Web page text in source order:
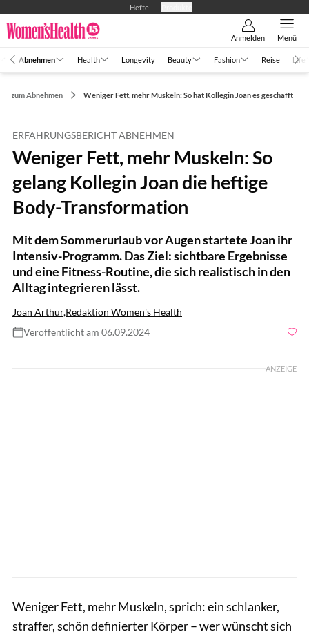
Hefte
Anmelden Menü
Abnehmen Health Longevity Beauty Fashion Reise Life
zum Abnehmen Weniger Fett, mehr Muskeln: So hat Kollegin Joan es geschafft
ERFAHRUNGSBERICHT ABNEHMEN
Weniger Fett, mehr Muskeln: So
gelang Kollegin Joan die heftige
Body-Transformation
Mit dem Sommerurlaub vor Augen startete Joan ihr
Intensiv-Programm. Das Ziel: sichtbare Ergebnisse
und eine Fitness-Routine, die sich realistisch in den
Alltag integrieren lässt.
Joan Arthur,Redaktion Women's Health
Veröffentlicht am 06.09.2024
ANZEIGE
Weniger Fett, mehr Muskeln, sprich: ein schlanker,
straffer, schön definierter Körper – wer wünscht sich